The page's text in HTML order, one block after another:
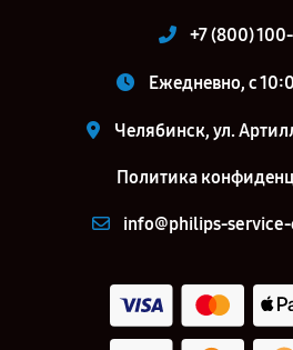
+7 (800)
Ежедневно, с
Челябинск, ул.
Политика
info@philips-